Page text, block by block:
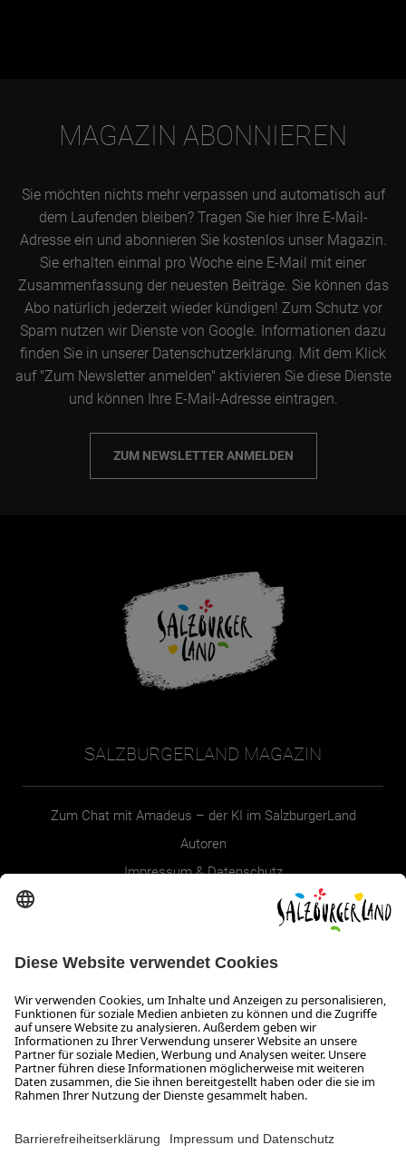
MAGAZIN ABONNIEREN
Sie möchten nichts mehr verpassen und automatisch auf
dem Laufenden bleiben? Tragen Sie hier Ihre E-Mail-
Adresse ein und abonnieren Sie kostenlos unser Magazin.
Sie erhalten einmal pro Woche eine E-Mail mit einer
Zusammenfassung der neuesten Beiträge. Sie können das
Abo natürlich jederzeit wieder kündigen! Zum Schutz vor
Spam nutzen wir Dienste von Google. Informationen dazu
finden Sie in unserer Datenschutzerklärung. Mit dem Klick
auf "Zum Newsletter anmelden" aktivieren Sie diese Dienste
und können Ihre E-Mail-Adresse eintragen.
ZUM NEWSLETTER ANMELDEN
SALZBURGERLAND MAGAZIN
Zum Chat mit Amadeus – der KI im SalzburgerLand
Autoren
Impressum & Datenschutz
Erklärung zur Barrierefreiheit Magazin
SALZBURGERLAND
Infos zum Urlaub im SalzburgerLand
Veranstaltungen im SalzburgerLand
Aktuelle Urlaubsangebote
Presse